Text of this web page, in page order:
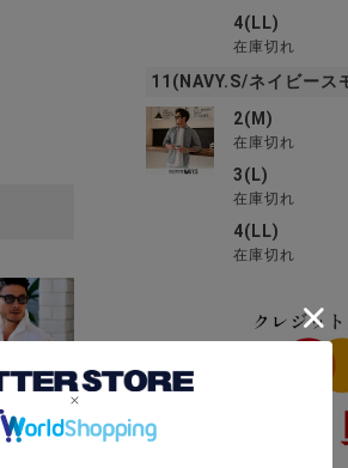
ツ＆イージーパンツ/全2色
クルーネックドルマンハーフスリーブニ
ャバリア)コットンリネンホリゾンタルカ
4(LL)
在庫切れ
11(NAVY.S/ネイビース
2(M)
在庫切れ
3(L)
在庫切れ
4(LL)
在庫切れ